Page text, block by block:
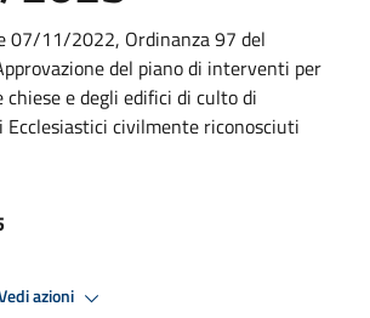
07/11/2022, Ordinanza 97 del
del piano di interventi per
e degli edifici di culto di
Ecclesiastici civilmente riconosciuti
azioni